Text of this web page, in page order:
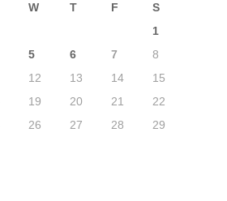
W T F
S
1
5 6 7
8
12 13 14
15
19 20 21
22
26 27 28
29